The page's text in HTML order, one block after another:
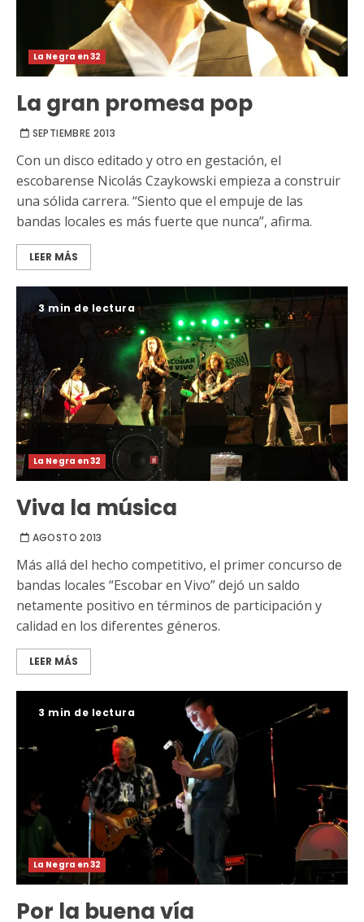
La Negra en 32
La gran promesa pop
SEPTIEMBRE 2013
Con un disco editado y otro en gestación, el
escobarense Nicolás Czaykowski empieza a construir
una sólida carrera. “Siento que el empuje de las
bandas locales es más fuerte que nunca”, afirma.
LEER MÁS
3 min de lectura
La Negra en 32
Viva la música
AGOSTO 2013
Más allá del hecho competitivo, el primer concurso de
bandas locales “Escobar en Vivo” dejó un saldo
netamente positivo en términos de participación y
calidad en los diferentes géneros.
LEER MÁS
3 min de lectura
La Negra en 32
Por la buena vía